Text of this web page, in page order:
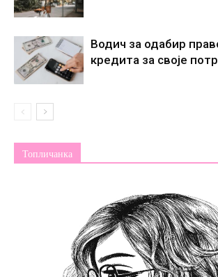
Водич за одабир
кредита за своје
Топличанка